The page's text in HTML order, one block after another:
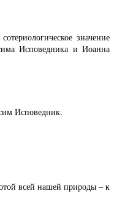
значение
Исповедника и Иоанна
Исповедник.
всей нашей природы – к